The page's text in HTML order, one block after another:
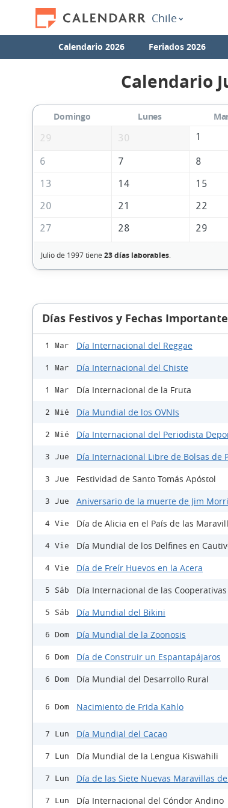
Chile
Calendario 2026 Feriados 2026
Calendario
Domingo Lunes
29
30 1
6 7 8
13
14 15
20
21 22
27
28 29
Julio de 1997 tiene 23 días laborables.
Días Festivos y Fechas
1 Mar Día Internacional del Reggae
1 Mar Día Internacional del Chiste
1 Mar Día Internacional de la Fruta
2 Mié Día Mundial de los OVNIs
2 Mié Día Internacional del Periodista
3 Jue Día Internacional Libre de Bolsas de
3 Jue Festividad de Santo Tomás Apóstol
3 Jue Aniversario de la muerte de Jim
4 Vie Día de Alicia en el País de las
4 Vie Día Mundial de los Delfines en
4 Vie Día de Freír Huevos en la Acera
5 Sáb Día Internacional de las Cooperativas
5 Sáb Día Mundial del Bikini
6 Dom Día Mundial de la Zoonosis
6 Dom Día de Construir un Espantapájaros
6 Dom Día Mundial del Desarrollo Rural
6 Dom Nacimiento de Frida Kahlo
7 Lun Día Mundial del Cacao
7 Lun Día Mundial de la Lengua Kiswahili
7 Lun Día de las Siete Nuevas Maravillas
7 Lun Día Internacional del Cóndor Andino